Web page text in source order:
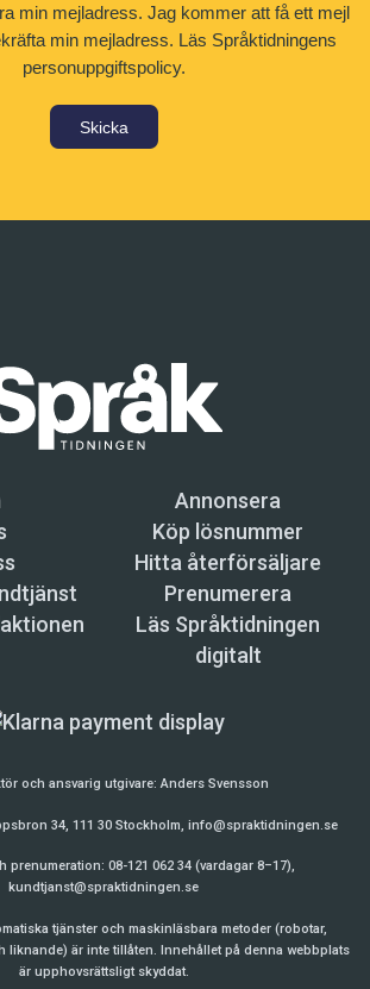
min mejladress. Jag kommer att få ett mejl
min mejladress. Läs Språktidningens
personuppgiftspolicy.
Skicka
Annonsera
Köp lösnummer
Hitta återförsäljare
Prenumerera
Läs Språktidningen
digitalt
och ansvarig utgivare:Anders Svensson
34, 111 30 Stockholm, info@spraktidningen.se
prenumeration: 08-121 062 34 (vardagar 8–17),
kundtjanst@spraktidningen.se
tjänster och maskinläsbara metoder (robotar,
liknande) är inte tillåten. Innehållet på denna webbplats
är upphovsrättsligt skyddat.